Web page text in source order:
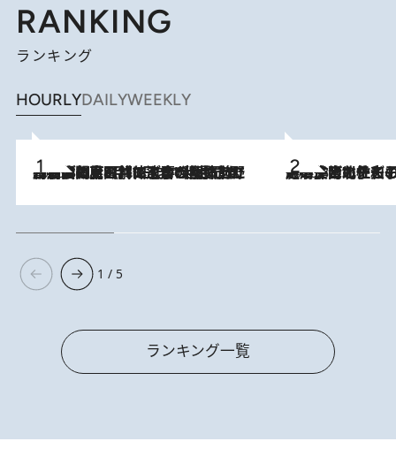
RANKING
ランキング
HOURLYDAILYWEEKLY
2026.8.8
「最後に見られてよかった」上野動物園の東園パンダ舎が解体前に特別公開。8月16日まで延長されたパネル展と共に辿る“半世紀”のパンダ飼育《解体工事の図面あり》 2026.8.3
《「文士の子ども被害者の会」発足！》阿川佐和子（72）が語る遠藤周作に北杜夫、劇作家・矢代静一の子どもたちの“文豪プライベート事件簿”
1 / 5
ランキング一覧